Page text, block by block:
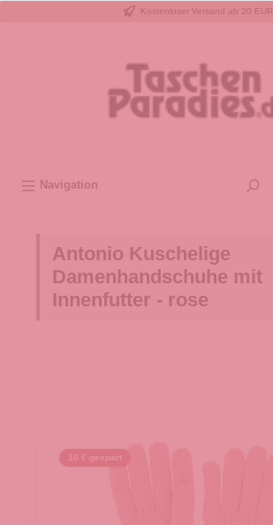
Kostenloser Versand ab 20 EUR
Navigation
Antonio Kuschelige
Damenhandschuhe mit
Innenfutter - rose
10 € gespart